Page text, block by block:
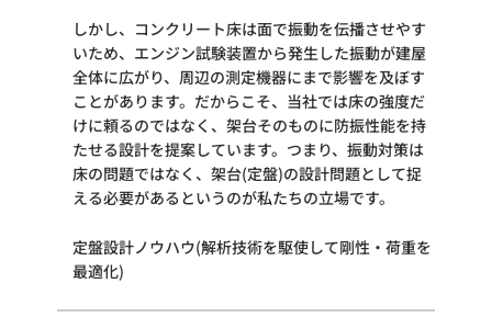
しかし、コンクリート床は面で振動を伝播させやす
いため、エンジン試験装置から発生した振動が建屋
全体に広がり、周辺の測定機器にまで影響を及ぼす
ことがあります。だからこそ、当社では床の強度だ
けに頼るのではなく、架台そのものに防振性能を持
たせる設計を提案しています。つまり、振動対策は
床の問題ではなく、架台(定盤)の設計問題として捉
える必要があるというのが私たちの立場です。
定盤設計ノウハウ(解析技術を駆使して剛性・荷重を
最適化)